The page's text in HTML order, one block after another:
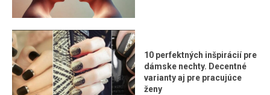
10 perfektných inšpirácií pre
dámske nechty. Decentné
varianty aj pre pracujúce
ženy